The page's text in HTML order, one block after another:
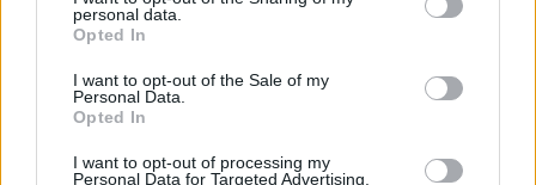
personal data.
Opted In
I want to opt-out of the Sale of my
Personal Data.
Opted In
I want to opt-out of processing my
Personal Data for Targeted Advertising.
Aversa 1925 a titolo temporaneo